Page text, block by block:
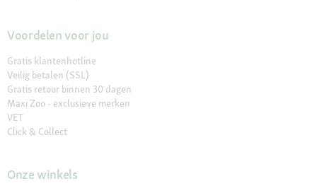
Voordelen voor jou
Gratis klantenhotline
Veilig betalen (SSL)
Gratis retour binnen 30 dagen
Maxi Zoo - exclusieve merken
VET
Click & Collect
Onze winkels